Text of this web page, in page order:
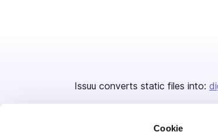
Cookie
Issuu converts static files into: